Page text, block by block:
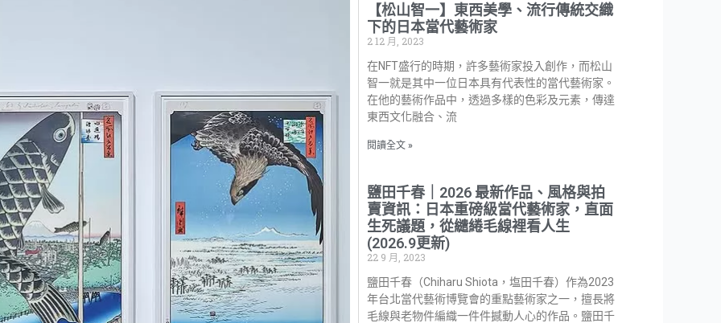
【松山智一】東西美學、流行傳統交織
下的日本當代藝術家
2 12 月, 2023
在NFT盛行的時期，許多藝術家投入創作，而松山
智一就是其中一位日本具有代表性的當代藝術家。
在他的藝術作品中，透過多樣的色彩及元素，傳達
東西文化融合、流
閱讀全文 »
鹽田千春｜2026 最新作品、風格與拍
賣資訊：日本重磅級當代藝術家，直面
生死議題，從繾綣毛線裡看人生
(2026.9更新)
22 9 月, 2023
鹽田千春（Chiharu Shiota，塩田千春）作為2023
年台北當代藝術博覽會的重點藝術家之一，擅長將
毛線與老物件編織一件件撼動人心的作品。鹽田千